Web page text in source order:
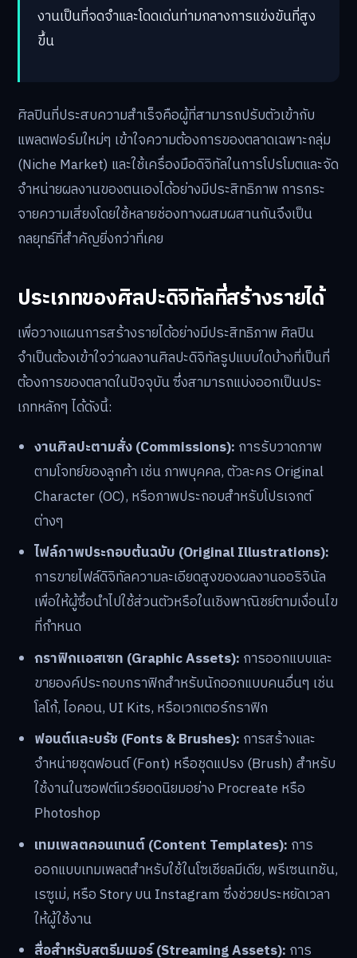
ต่างๆ ได้อย่างกว้างขวาง เทรนด์สำคัญคือการเปลี่ยนจาก
การเป็น “นักวาด” ไปสู่การเป็น “ผู้ประกอบการ
เข้าใจทั้งด้านศิลปะและการตลาดควบคู่กันไป
หัวใจสำคัญของการประสบความสำเร็จในตลาด
ศิลปะดิจิทัลยุคใหม่ คือการสร้างแบรนด์ส่วนบุคคลที่
แข็งแกร่งและพัฒนาสไตล์ที่เป็นเอกลักษณ์ เพื่อให้ผล
งานเป็นที่จดจำและโดดเด่นท่ามกลางการแข่งขันที่สูง
ขึ้น
ศิลปินที่ประสบความสำเร็จคือผู้ที่สามารถปรับตัวเข้ากับ
แพลตฟอร์มใหม่ๆ เข้าใจความต้องการของตลาดเฉพาะกลุ่ม
(Niche Market) และใช้เครื่องมือดิจิทัลในการโปรโมตและจัด
จำหน่ายผลงานของตนเองได้อย่างมีประสิทธิภาพ การกระ
จายความเสี่ยงโดยใช้หลายช่องทางผสมผสานกันจึงเป็น
กลยุทธ์ที่สำคัญยิ่งกว่าที่เคย
ประเภทของศิลปะดิจิทัลที่สร้างรายได้
เพื่อวางแผนการสร้างรายได้อย่างมีประสิทธิภาพ ศิลปิน
จำเป็นต้องเข้าใจว่าผลงานศิลปะดิจิทัลรูปแบบใดบ้างที่เป็นที่
ต้องการของตลาดในปัจจุบัน ซึ่งสามารถแบ่งออกเป็นประ
เภทหลักๆ ได้ดังนี้:
งานศิลปะตามสั่ง (Commissions): การรับวาดภาพ
ตามโจทย์ของลูกค้า เช่น ภาพบุคคล, ตัวละคร Original
Character (OC), หรือภาพประกอบสำหรับโปรเจกต์
ไฟล์ภาพประกอบต้นฉบับ (Original Illustrations):
การขายไฟล์ดิจิทัลความละเอียดสูงของผลงานออริจินัล
เพื่อให้ผู้ซื้อนำไปใช้ส่วนตัวหรือในเชิงพาณิชย์ตามเงื่อนไข
กราฟิกแอสเซท (Graphic Assets):การออกแบบและ
ขายองค์ประกอบกราฟิกสำหรับนักออกแบบคนอื่นๆ เช่น
โลโก้, ไอคอน, UI Kits, หรือเวกเตอร์กราฟิก
ฟอนต์และบรัช (Fonts & Brushes):การสร้างและ